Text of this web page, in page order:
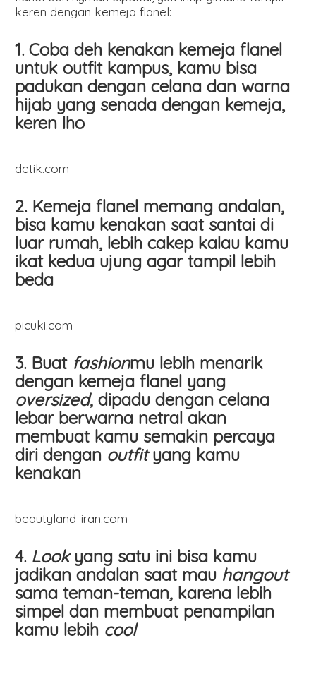
keren dengan kemeja flanel:
1. Coba deh kenakan kemeja flanel
untuk outfit kampus, kamu bisa
padukan dengan celana dan warna
hijab yang senada dengan kemeja,
keren lho
detik.com
2. Kemeja flanel memang andalan,
bisa kamu kenakan saat santai di
luar rumah, lebih cakep kalau kamu
ikat kedua ujung agar tampil lebih
beda
picuki.com
3. Buat fashionmu lebih menarik
dengan kemeja flanel yang
oversized, dipadu dengan celana
lebar berwarna netral akan
membuat kamu semakin percaya
diri dengan outfit yang kamu
kenakan
beautyland-iran.com
4. Look yang satu ini bisa kamu
jadikan andalan saat mau hangout
sama teman-teman, karena lebih
simpel dan membuat penampilan
kamu lebih cool